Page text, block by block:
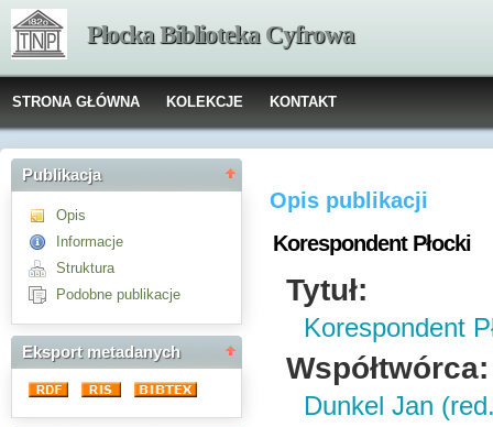
Płocka Biblioteka Cyfrowa
STRONA GŁÓWNA KOLEKCJE KONTAKT
Publikacja
Opis
Informacje
Struktura
Podobne publikacje
Eksport metadanych
Opis publikacji
Korespondent Płocki
Tytuł:
Korespondent
Współtwórca:
Dunkel Jan